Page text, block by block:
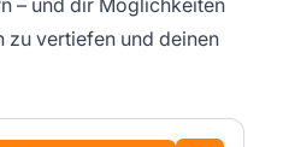
– und dir Möglichkeiten
zu vertiefen und deinen